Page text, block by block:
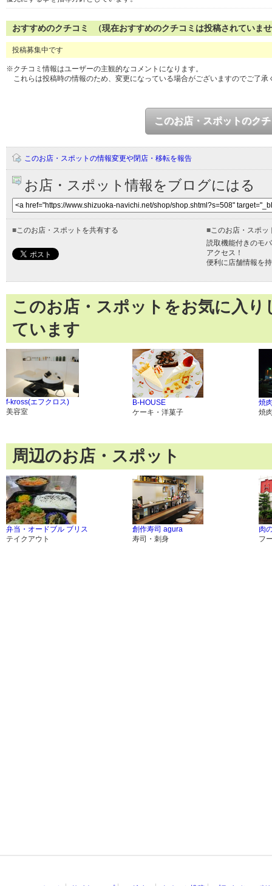
おすすめのクチコミ （現在おすすめのクチコミは投稿されていま
投稿募集中です
※クチコミ情報はユーザーの主観的なコメントになります。
これらは投稿時の情報のため、変更になっている場合がございますのでご了承
このお店・スポットのク
このお店・スポットの情報変更や閉店・移転を報告
お店・スポット情報をブログにはる
■このお店・スポットを共有する ■このお店・スポッ
読取機能付きのモ
アクセス！
便利に店舗情報を
このお店・スポットをお気に入
ています
f-kross(エフクロス)
美容室
B-HOUSE
ケーキ・洋菓子
焼
焼
周辺のお店・スポット
弁当・オードブル ブリス
テイクアウト
創作寿司 agura
寿司・刺身
肉
フ